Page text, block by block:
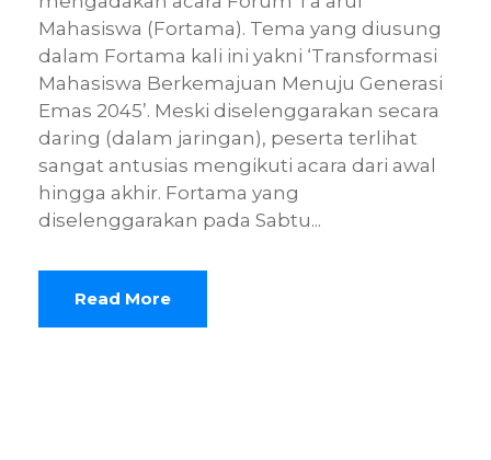
Mahasiswa (Fortama). Tema yang diusung
dalam Fortama kali ini yakni ‘Transformasi
Mahasiswa Berkemajuan Menuju Generasi
Emas 2045’. Meski diselenggarakan secara
daring (dalam jaringan), peserta terlihat
sangat antusias mengikuti acara dari awal
hingga akhir. Fortama yang
diselenggarakan pada Sabtu...
Read More